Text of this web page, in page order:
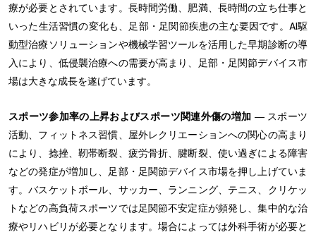
療が必要とされています。長時間労働、肥満、長時間の立ち仕事と
いった生活習慣の変化も、足部・足関節疾患の主な要因です。AI駆
動型治療ソリューションや機械学習ツールを活用した早期診断の導
入により、低侵襲治療への需要が高まり、足部・足関節デバイス市
場は大きな成長を遂げています。
スポーツ参加率の上昇およびスポーツ関連外傷の増加 ― スポーツ
活動、フィットネス習慣、屋外レクリエーションへの関心の高まり
により、捻挫、靭帯断裂、疲労骨折、腱断裂、使い過ぎによる障害
などの発症が増加し、足部・足関節デバイス市場を押し上げていま
す。バスケットボール、サッカー、ランニング、テニス、クリケッ
トなどの高負荷スポーツでは足関節不安定症が頻発し、集中的な治
療やリハビリが必要となります。場合によっては外科手術が必要と